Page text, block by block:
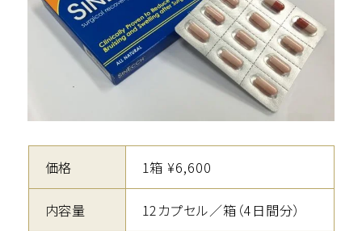
価格 1箱 ¥6,600
内容量 12カプセル／箱（4日間分）